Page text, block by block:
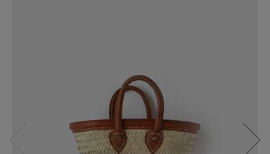
新規会員登録